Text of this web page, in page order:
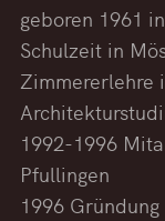
geboren 1961
Schulzeit in
Zimmererlehre
1992-1996
Pfullingen
1996